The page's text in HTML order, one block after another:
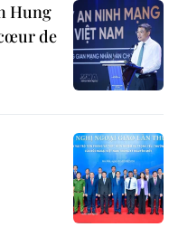
Hung
de